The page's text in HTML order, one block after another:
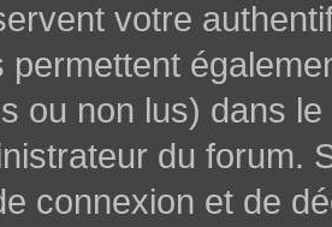
votre
permettent
ou non lus) dans
du forum.
connexion et de